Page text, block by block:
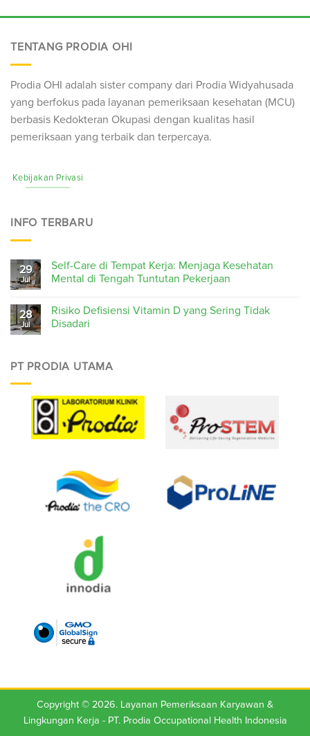
TENTANG PRODIA OHI
Prodia OHI adalah sister company dari Prodia Widyahusada
yang berfokus pada layanan pemeriksaan kesehatan (MCU)
berbasis Kedokteran Okupasi dengan kualitas hasil
pemeriksaan yang terbaik dan terpercaya.
Kebijakan Privasi
INFO TERBARU
29
Jul
Self-Care di Tempat Kerja: Menjaga Kesehatan
Mental di Tengah Tuntutan Pekerjaan
28
Jul
Risiko Defisiensi Vitamin D yang Sering Tidak
Disadari
PT PRODIA UTAMA
Copyright © 2026. Layanan Pemeriksaan Karyawan &
Lingkungan Kerja - PT. Prodia Occupational Health Indonesia